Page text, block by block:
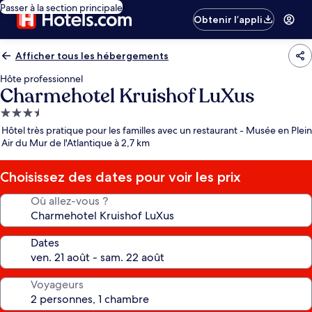
Passer à la section principale
Obtenir l’appli
Afficher tous les hébergements
Hôte professionnel
Charmehotel Kruishof LuXus
Hébergement
3.5 étoiles
Hôtel très pratique pour les familles avec un restaurant - Musée en Plein
Air du Mur de l'Atlantique à 2,7 km
Choisissez des dates pour voir les prix
Où allez-vous ?
Dates
Voyageurs